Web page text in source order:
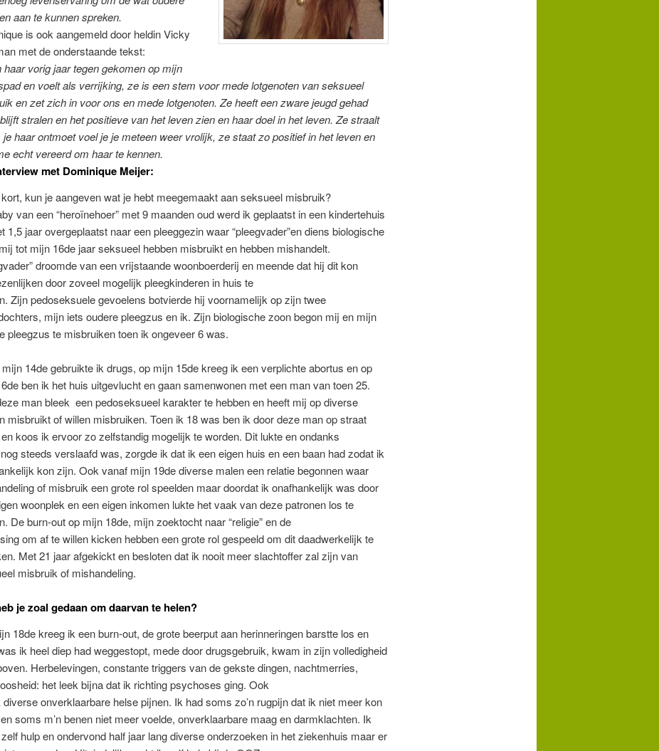
aan te kunnen spreken.
is ook aangemeld door heldin Vicky
met de onderstaande tekst:
haar vorig jaar tegen gekomen op mijn
en voelt als verrijking, ze is een stem voor mede lotgenoten van seksueel
en zet zich in voor ons en mede lotgenoten.Ze heeft een zware jeugd gehad
stralen en het positieve van het leven zien en haar doel in het leven.Ze straalt
je haar ontmoet voel je je meteen weer vrolijk, ze staat zo positief in het leven en
echt vereerd om haar te kennen.
met Dominique Meijer:
kun je aangeven wat je hebt meegemaakt aan seksueel misbruik?
van een “heroïnehoer” met 9 maanden oud werd ik geplaatst in een kindertehuis
1,5 jaar overgeplaatst naar een pleeggezin waar “pleegvader”en diens biologische
tot mijn 16de jaar seksueel hebben misbruikt en hebben mishandelt.
droomde van een vrijstaande woonboerderij en meende dat hij dit kon
door zoveel mogelijk pleegkinderen in huis te
Zijn pedoseksuele gevoelens botvierde hij voornamelijk op zijn twee
mijn iets oudere pleegzus en ik. Zijn biologische zoon begon mij en mijn
pleegzus te misbruiken toen ik ongeveer 6 was.
mijn 14de gebruikte ik drugs, op mijn 15de kreeg ik een verplichte abortus en op
ben ik het huis uitgevlucht en gaan samenwonen met een man van toen 25.
man bleek een pedoseksueel karakter te hebben en heeft mij op diverse
misbruikt of willen misbruiken. Toen ik 18 was ben ik door deze man op straat
koos ik ervoor zo zelfstandig mogelijk te worden. Dit lukte en ondanks
steeds verslaafd was, zorgde ik dat ik een eigen huis en een baan had zodat ik
kon zijn. Ook vanaf mijn 19de diverse malen een relatie begonnen waar
of misbruik een grote rol speelden maar doordat ik onafhankelijk was door
woonplek en een eigen inkomen lukte het vaak van deze patronen los te
De burn-out op mijn 18de, mijn zoektocht naar “religie” en de
om af te willen kicken hebben een grote rol gespeeld om dit daadwerkelijk te
Met 21 jaar afgekickt en besloten dat ik nooit meer slachtoffer zal zijn van
misbruik of mishandeling.
je zoal gedaan om daarvan te helen?
18de kreeg ik een burn-out, de grote beerput aan herinneringen barstte los en
ik heel diep had weggestopt, mede door drugsgebruik, kwam in zijn volledigheid
Herbelevingen, constante triggers van de gekste dingen, nachtmerries,
het leek bijna dat ik richting psychoses ging. Ook
diverse onverklaarbare helse pijnen. Ik had soms zo’n rugpijn dat ik niet meer kon
soms m’n benen niet meer voelde, onverklaarbare maag en darmklachten. Ik
hulp en ondervond half jaar lang diverse onderzoeken in het ziekenhuis maar er